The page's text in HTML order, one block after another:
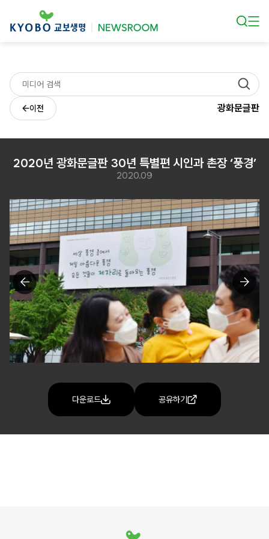
이전 광화문글판
2020년 광화문글판 30년 특별편 시인과 촌장 ‘풍경’
2020.09
다운로드 공유하기